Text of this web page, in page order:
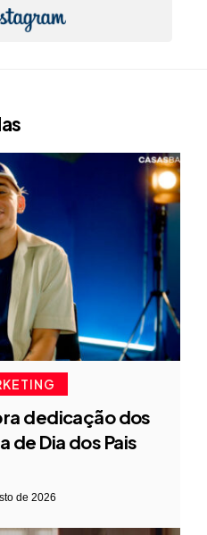
dedicação dos
de Dia dos Pais
de 2026